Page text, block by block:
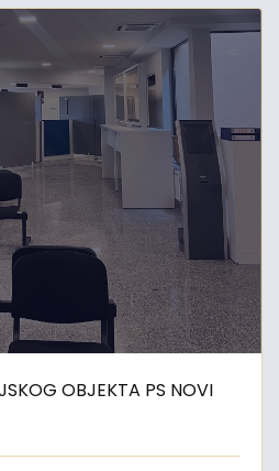
OBJEKTA PS NOVI